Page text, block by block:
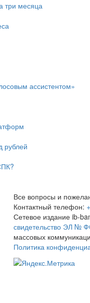
три месяца
ассистентом»
рублей
Все вопросы и
Контактный телефон:
Сетевое издание ib-
свидетельство ЭЛ №
массовых
Политика